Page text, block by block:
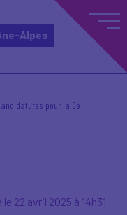
Alpes
pour la 5e
22 avril 2025 à 14h31